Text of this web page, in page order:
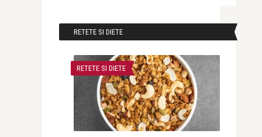
RETETE SI DIETE
RETETE SI DIETE